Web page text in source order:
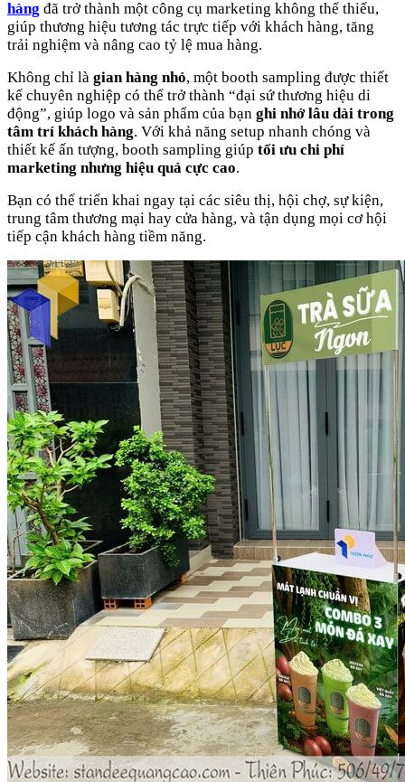
hàng đã trở thành một công cụ marketing không thể thiếu,
giúp thương hiệu tương tác trực tiếp với khách hàng, tăng
trải nghiệm và nâng cao tỷ lệ mua hàng.
Không chỉ là gian hàng nhỏ, một booth sampling được thiết
kế chuyên nghiệp có thể trở thành “đại sứ thương hiệu di
động”, giúp logo và sản phẩm của bạn ghi nhớ lâu dài trong
tâm trí khách hàng. Với khả năng setup nhanh chóng và
thiết kế ấn tượng, booth sampling giúp tối ưu chi phí
marketing nhưng hiệu quả cực cao.
Bạn có thể triển khai ngay tại các siêu thị, hội chợ, sự kiện,
trung tâm thương mại hay cửa hàng, và tận dụng mọi cơ hội
tiếp cận khách hàng tiềm năng.